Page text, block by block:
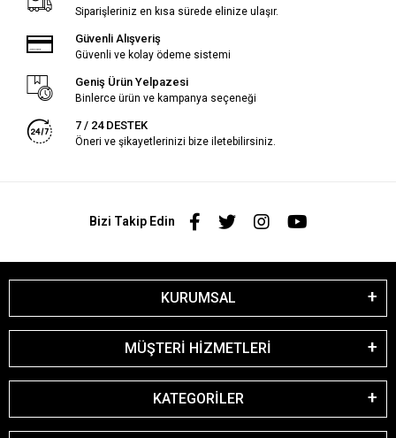
Siparişleriniz en kısa sürede elinize ulaşır.
Güvenli Alışveriş
Güvenli ve kolay ödeme sistemi
Geniş Ürün Yelpazesi
Binlerce ürün ve kampanya seçeneği
7 / 24 DESTEK
Öneri ve şikayetlerinizi bize iletebilirsiniz.
Bizi Takip Edin
KURUMSAL
MÜŞTERİ HİZMETLERİ
KATEGORİLER